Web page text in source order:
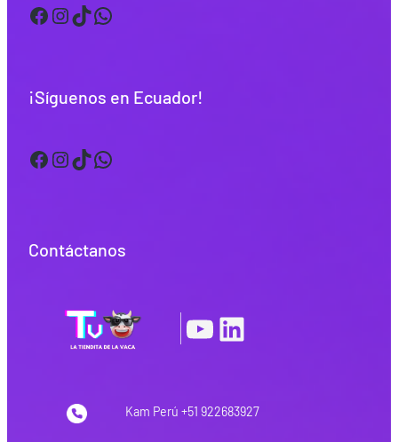
Facebook InstagramTikTok WhatsApp
¡Síguenos en Ecuador!
Facebook InstagramTikTok WhatsApp
Contáctanos
YouTube LinkedIn
Kam Perú +51 922683927